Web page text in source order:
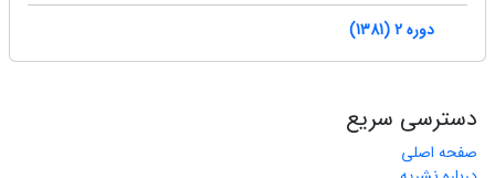
دوره 2 (1381)
دسترسی سریع
صفحه اصلی